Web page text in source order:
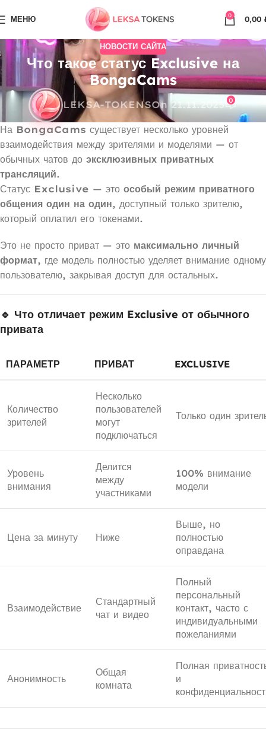
МЕНЮ 0 0,00
НОВОСТИ САЙТА
Что такое статус Exclusive на
BongaCams
LEKSA-TOKENSOn 21.11.2025 0
На BongaCams существует несколько уровней
взаимодействия между зрителями и моделями — от
обычных чатов до эксклюзивных приватных
трансляций.
Статус Exclusive — это особый режим приватного
общения один на один, доступный только зрителю,
который оплатил его токенами.
Это не просто приват — это максимально личный
формат, где модель полностью уделяет внимание одному
пользователю, закрывая доступ для остальных.
🔹 Что отличает режим Exclusive от обычного
привата
ПАРАМЕТР ПРИВАТ EXCLUSIVE
Количество
зрителей
Несколько
пользователей
могут
подключаться
Только один
Уровень
внимания
Делится
между
участниками
100% внимание
модели
Цена за минуту Ниже
Выше, но
полностью
оправдана
Взаимодействие
Стандартный
чат и видео
Полный
персональный
контакт, часто с
индивидуальными
пожеланиями
Анонимность
Общая
комната
Полная
и